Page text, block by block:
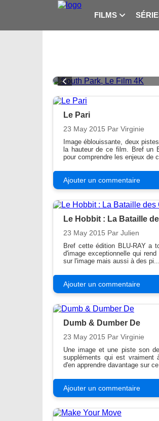
FILMS
South
Le Pari
23 May 2015 Par Virginie
Image éblouissante, deux
la hauteur de ce film. Bref un
pour comprendre les enjeux de
Ajouter un commentaire
Le Hobbit : La Bataille
23 May 2015 Par Julien
Bref cette édition BLU-RAY a
d'image exceptionnelle qui
sur l'image mais aussi à des pi...
Ajouter un commentaire
Dumb & Dumber De
23 May 2015 Par Virginie
Une image et une piste son
suppléments qui est vraiment
d'en apprendre davantage sur
Ajouter un commentaire